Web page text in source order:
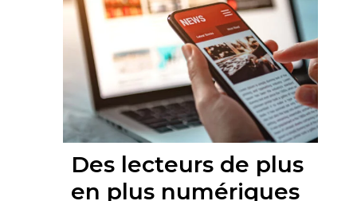
Des lecteurs de plus
en plus numériques